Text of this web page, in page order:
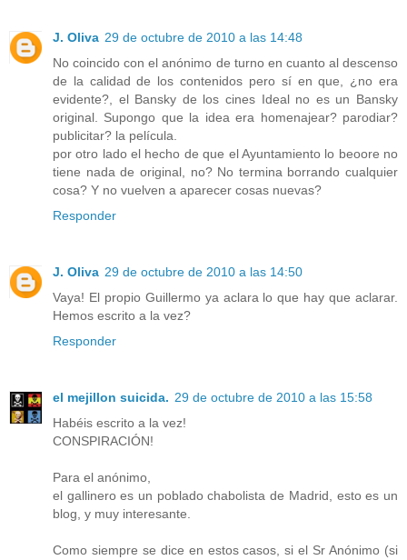
J. Oliva 29 de octubre de 2010 a las 14:48
No coincido con el anónimo de turno en cuanto al descenso
de la calidad de los contenidos pero sí en que, ¿no era
evidente?, el Bansky de los cines Ideal no es un Bansky
original. Supongo que la idea era homenajear? parodiar?
publicitar? la película.
por otro lado el hecho de que el Ayuntamiento lo beoore no
tiene nada de original, no? No termina borrando cualquier
cosa? Y no vuelven a aparecer cosas nuevas?
Responder
J. Oliva 29 de octubre de 2010 a las 14:50
Vaya! El propio Guillermo ya aclara lo que hay que aclarar.
Hemos escrito a la vez?
Responder
el mejillon suicida. 29 de octubre de 2010 a las 15:58
Habéis escrito a la vez!
CONSPIRACIÓN!
Para el anónimo,
el gallinero es un poblado chabolista de Madrid, esto es un
blog, y muy interesante.
Como siempre se dice en estos casos, si el Sr Anónimo (si